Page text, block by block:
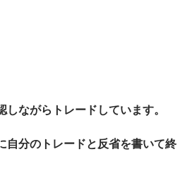
ながらトレードしています。
自分のトレードと反省を書いて終